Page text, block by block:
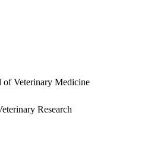
of Veterinary Medicine
Research